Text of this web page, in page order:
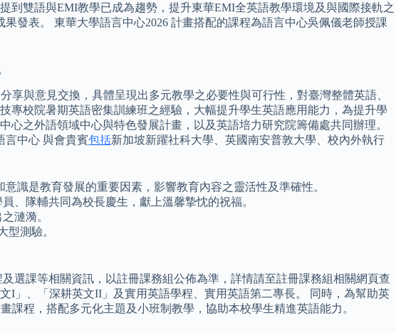
雙語與EMI教學已成為趨勢，提升東華EMI全英語教學環境及與國際接軌之
發表。 東華大學語言中心2026 計畫搭配的課程為語言中心吳佩儀老師授課
與意見交換，具體呈現出多元教學之必要性與可行性，對臺灣整體英語、
校院暑期英語密集訓練班之經驗，大幅提升學生英語應用能力，為提升學
之外語領域中心與特色發展計畫，以及英語培力研究院籌備處共同辦理。
言中心 與會貴賓包括新加坡新躍社科大學、英國南安普敦大學、校內外執行
識是教育發展的重要因素，影響教育內容之靈活性及準確性。
、隊輔共同為校長慶生，獻上溫馨摯忱的祝福。
漣漪。
型測驗。
選課等相關資訊，以註冊課務組公佈為準，詳情請至註冊課務組相關網頁查
I」、「深耕英文II」及實用英語學程、實用英語第二專長。 同時，為幫助英
程，搭配多元化主題及小班制教學，協助本校學生精進英語能力。